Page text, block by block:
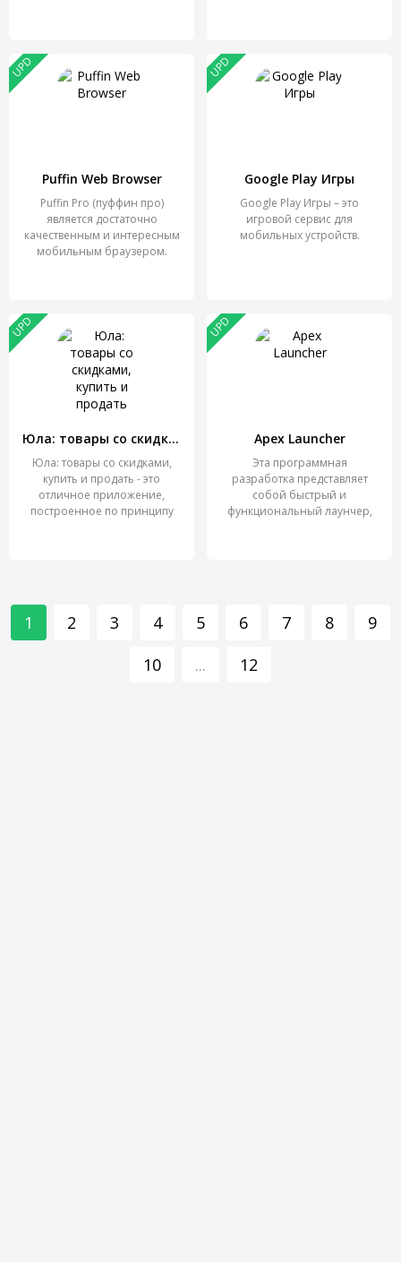
Puffin Web Browser
Puffin Pro (пуффин про)
является достаточно
качественным и интересным
мобильным браузером.
UPD
Google Play Игры
Google Play Игры – это
игровой сервис для
мобильных устройств.
UPD
Юла: товары со скидками, купить и продать
Юла: товары со скидками,
купить и продать - это
отличное приложение,
построенное по принципу
UPD
Apex Launcher
Эта программная
разработка представляет
собой быстрый и
функциональный лаунчер,
UPD
1 2 3 4 5 6 7 8
9
10
... 12